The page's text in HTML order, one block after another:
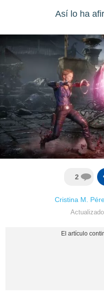
Así lo ha
2
Cristina M.